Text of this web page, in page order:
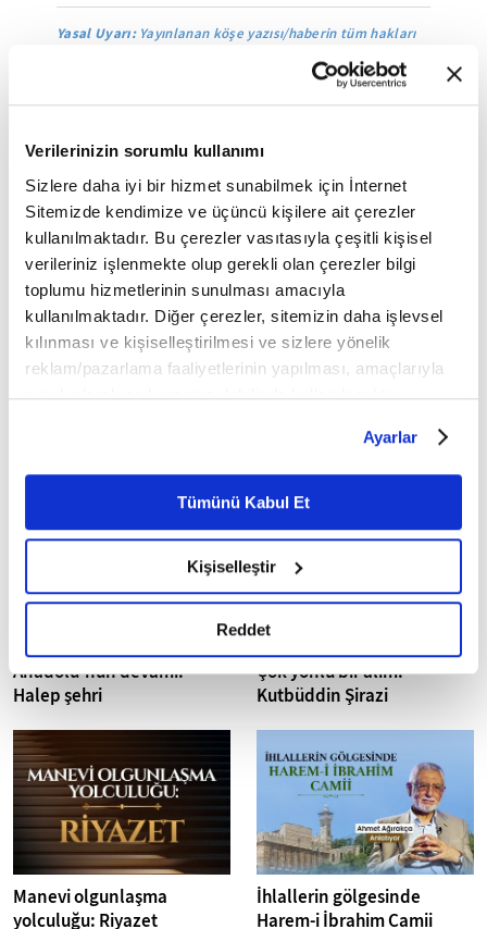
Verilerinizin sorumlu kullanımı
Sizlere daha iyi bir hizmet sunabilmek için İnternet
Sitemizde kendimize ve üçüncü kişilere ait çerezler
kullanılmaktadır. Bu çerezler vasıtasıyla çeşitli kişisel
verileriniz işlenmekte olup gerekli olan çerezler bilgi
toplumu hizmetlerinin sunulması amacıyla
kullanılmaktadır. Diğer çerezler, sitemizin daha işlevsel
kılınması ve kişiselleştirilmesi ve sizlere yönelik
reklam/pazarlama faaliyetlerinin yapılması, amaçlarıyla
sınırlı olarak açık rızanız dahilinde kullanılacaktır.
belirleyebilirsiniz. Çerezlere ilişkin detaylı bilgi için
Ayarlar butonuna tıklayabilir,Çerez Bilgilendirme
Metnimizi ziyaret edebilirsiniz.
6698 sayılı Kişisel Verilerin Korunması Kanunu uyarınca
okumak ve sitemizi ziyaretiniz kapsamında
gerçekleştirilen veri işleme faaliyetleri ile ilgili daha
detaylı bilgi almak için lütfentıklayınız.
Ayarlar
Tümünü Kabul Et
Kişiselleştir
Reddet
Yasal Uyarı:Yayınlanan köşe yazısı/haberin tüm hakları
köşe yazısı/haberin tamamı özel izin alınmadan
alıntılanan habere aktif link verilerek kullanılabilir.
PKK
Mobil Uygulamamızı İndirin
İLGİNİZİ ÇEKEBİLECEK DİĞER MAKALELER
Anadolu'nun devamı:
Halep şehri
Çok yönlü bir alim:
Kutbüddin Şirazi
Manevi olgunlaşma
yolculuğu: Riyazet
İhlallerin gölgesinde
Harem-i İbrahim Camii